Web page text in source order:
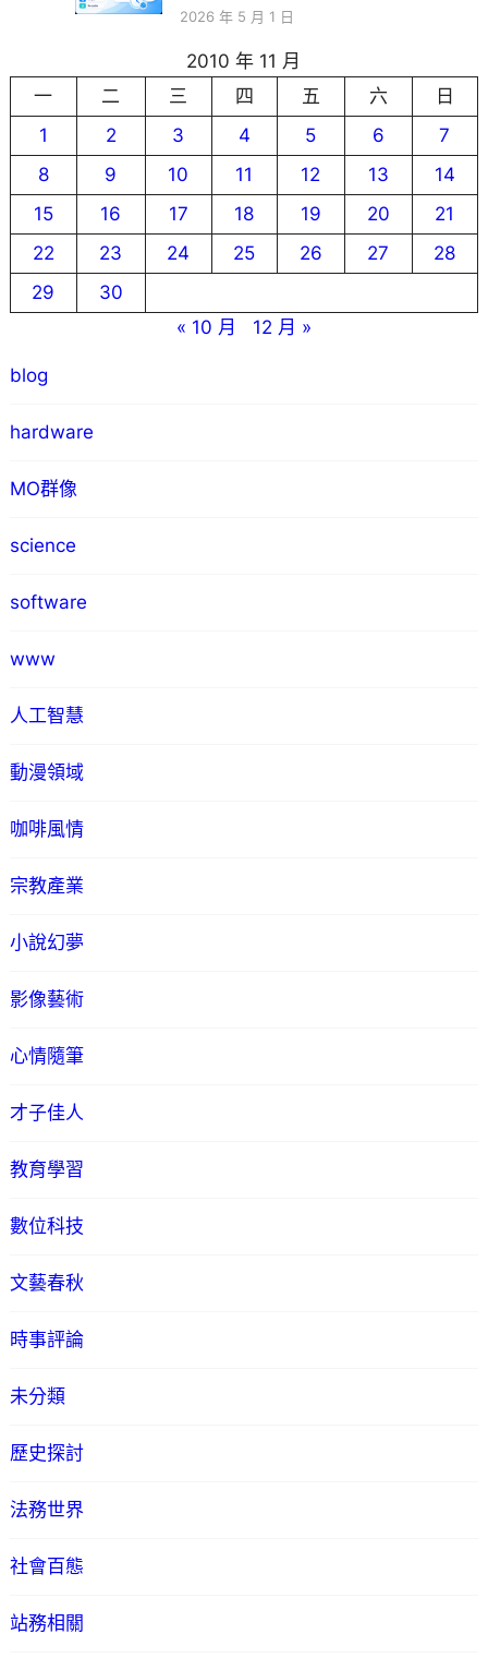
2026 年 5 月 1 日
2010 年 11 月
一
二 三 四 五 六
日
1
2 3 4 5 6
7
8
9 10 11 12 13
14
15
16 17 18 19 20
21
22
23 24 25 26 27
28
29
30
« 10 月
12 月 »
blog
hardware
MO群像
science
software
www
人工智慧
動漫領域
咖啡風情
宗教產業
小說幻夢
影像藝術
心情隨筆
才子佳人
教育學習
數位科技
文藝春秋
時事評論
未分類
歷史探討
法務世界
社會百態
站務相關